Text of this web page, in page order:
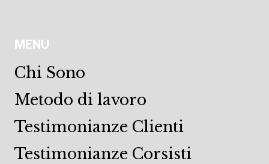
MENU
Chi Sono
Metodo di lavoro
Testimonianze Clienti
Testimonianze Corsisti